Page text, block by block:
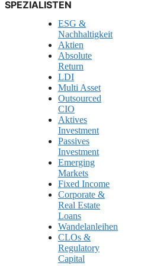
SPEZIALISTEN
ESG &
Nachhaltigkeit
Aktien
Absolute
Return
LDI
Multi Asset
Outsourced
CIO
Aktives
Investment
Passives
Investment
Emerging
Markets
Fixed Income
Corporate &
Real Estate
Loans
Wandelanleihen
CLOs &
Regulatory
Capital